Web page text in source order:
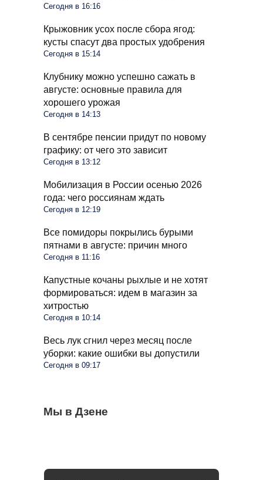
Сегодня в 16:16
Крыжовник усох после сбора ягод:
кусты спасут два простых удобрения
Сегодня в 15:14
Клубнику можно успешно сажать в
августе: основные правила для
хорошего урожая
Сегодня в 14:13
В сентябре пенсии придут по новому
графику: от чего это зависит
Сегодня в 13:12
Мобилизация в России осенью 2026
года: чего россиянам ждать
Сегодня в 12:19
Все помидоры покрылись бурыми
пятнами в августе: причин много
Сегодня в 11:16
Капустные кочаны рыхлые и не хотят
формироваться: идем в магазин за
хитростью
Сегодня в 10:14
Весь лук сгнил через месяц после
уборки: какие ошибки вы допустили
Сегодня в 09:17
Мы в Дзене
Розы покрылись пятнами в августе:
принимаем меры, чтобы не потерять
Не издевайтесь над огурцами в августе:
Крыжовник усох после сбора ягод: кусты